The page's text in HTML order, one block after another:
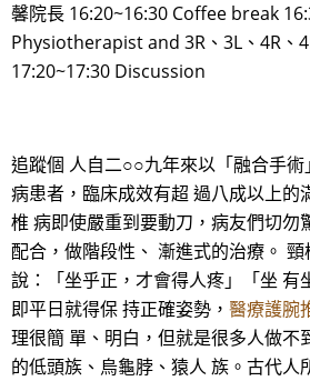
馨院長 16:20~16:30 Coffee break
Physiotherapist and 3R、3L、4R、
17:20~17:30 Discussion
追蹤個 人自二○○九年來以「融合手
病患者，臨床成效有超 過八成以上的
椎 病即使嚴重到要動刀，病友們切勿
配合，做階段性、 漸進式的治療。
說：「坐乎正，才會得人疼」「坐 有
即平日就得保 持正確姿勢， 醫療護腕
理很簡 單、明白，但就是很多人做不
的低頭族、烏龜脖、猿人 族。古代人